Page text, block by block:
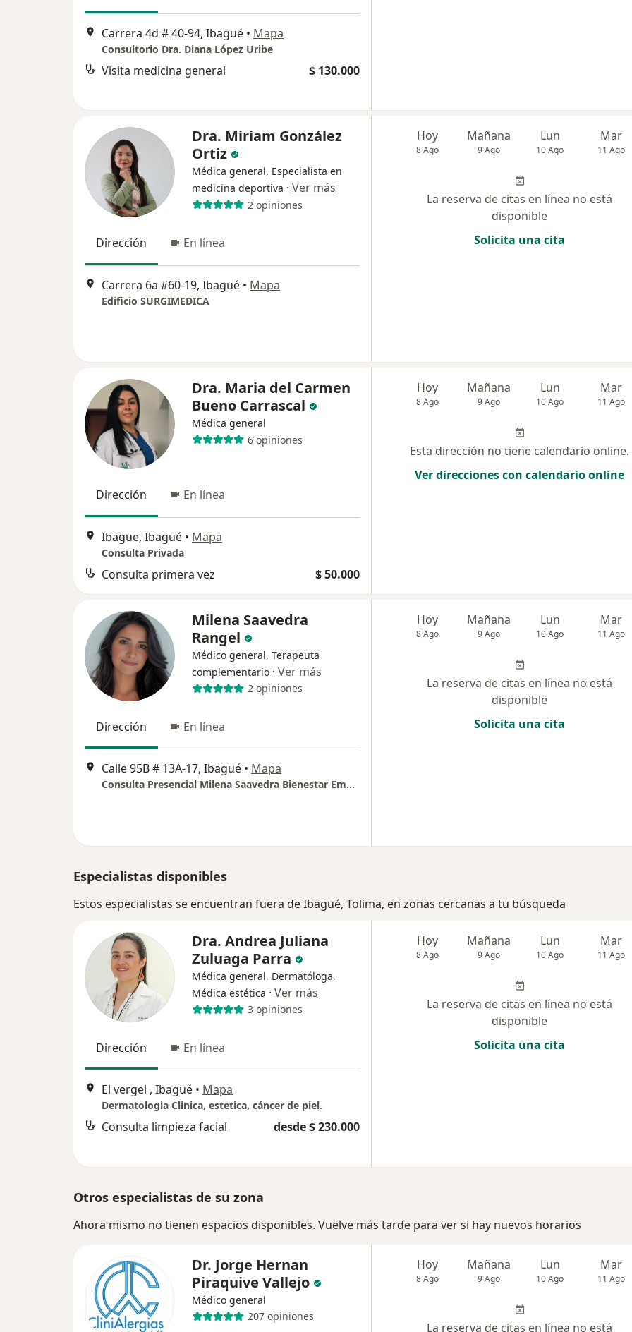
Carrera 4d # 40-94, Ibagué • Mapa
Consultorio Dra. Diana López Uribe
Visita medicina general $ 130.000
Dra. Miriam González
Ortiz
Médica general, Especialista en
medicina deportiva · Ver más
2 opiniones
Dirección En línea
Carrera 6a #60-19, Ibagué • Mapa
Edificio SURGIMEDICA
Hoy
8 Ago
Mañana
9 Ago
Lun
10 Ago
Mar
11 Ago
La reserva de citas en línea no está
disponible
Solicita una cita
Dra. Maria del Carmen
Bueno Carrascal
Médica general
6 opiniones
Dirección En línea
Ibague, Ibagué • Mapa
Consulta Privada
Consulta primera vez $ 50.000
Hoy
8 Ago
Mañana
9 Ago
Lun
10 Ago
Mar
11 Ago
Esta dirección no tiene calendario online.
Ver direcciones con calendario online
Milena Saavedra
Rangel
Médico general, Terapeuta
complementario · Ver más
2 opiniones
Dirección En línea
Calle 95B # 13A-17, Ibagué • Mapa
Consulta Presencial Milena Saavedra Bienestar Emocional
Hoy
8 Ago
Mañana
9 Ago
Lun
10 Ago
Mar
11 Ago
La reserva de citas en línea no está
disponible
Solicita una cita
Especialistas disponibles
Estos especialistas se encuentran fuera de Ibagué, Tolima, en zonas cercanas a tu búsqueda
Dra. Andrea Juliana
Zuluaga Parra
Médica general, Dermatóloga,
Médica estética · Ver más
3 opiniones
Dirección En línea
El vergel , Ibagué • Mapa
Dermatologia Clinica, estetica, cáncer de piel.
Consulta limpieza facial desde $ 230.000
Hoy
8 Ago
Mañana
9 Ago
Lun
10 Ago
Mar
11 Ago
La reserva de citas en línea no está
disponible
Solicita una cita
Otros especialistas de su zona
Ahora mismo no tienen espacios disponibles. Vuelve más tarde para ver si hay nuevos horarios
Dr. Jorge Hernan
Piraquive Vallejo
Médico general
207 opiniones
Hoy
8 Ago
Mañana
9 Ago
Lun
10 Ago
Mar
11 Ago
La reserva de citas en línea no está